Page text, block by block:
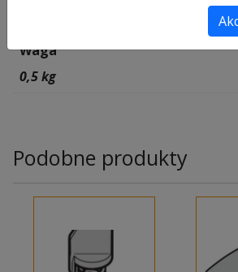
Informacje dodatkowe
Waga
0,5 kg
Podobne produkty